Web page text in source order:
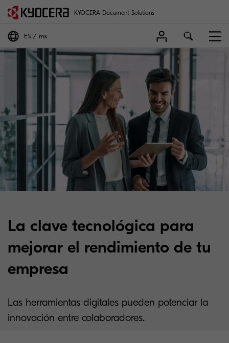
KYOCERA Document Solutions
ES mx
La clave tecnológica para
mejorar el rendimiento de tu
empresa
Las herramientas digitales pueden potenciar la
innovación entre colaboradores.